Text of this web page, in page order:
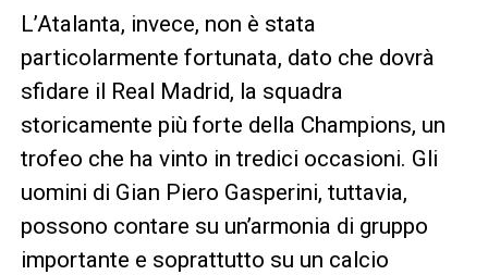
L’Atalanta, invece, non è stata
particolarmente fortunata, dato che dovrà
sfidare il Real Madrid, la squadra
storicamente più forte della Champions, un
trofeo che ha vinto in tredici occasioni. Gli
uomini di Gian Piero Gasperini, tuttavia,
possono contare su un’armonia di gruppo
importante e soprattutto su un calcio